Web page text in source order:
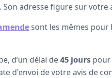
adresse figure sur
sont les mêmes
d’un délai de45 jours
d'envoi de votre avis de